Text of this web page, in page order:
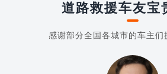
道路救援车友宝
感谢部分全国各城市的车主们